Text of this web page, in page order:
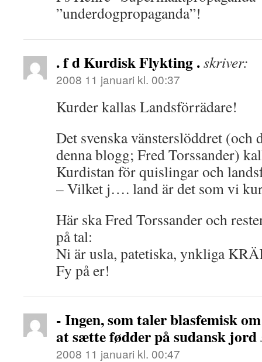
”underdogpropaganda”!
. f d Kurdisk Flykting .skriver:
2008 11 januari kl. 00:37
Kurder kallas Landsförrädare!
Det svenska vänsterslöddret (och
denna blogg; Fred Torssander)
Kurdistan för quislingar och
– Vilket j…. land är det som vi
Här ska Fred Torssander och
på tal:
Ni är usla, patetiska, ynkliga
Fy på er!
- Ingen, som taler blasfemisk
at sætte fødder på sudansk jord
2008 11 januari kl. 00:47